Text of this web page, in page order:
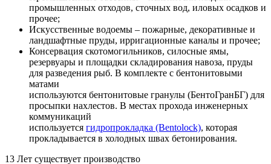
промышленных отходов, сточных вод, иловых осадков и
прочее;
Искусственные водоемы – пожарные, декоративные и
ландшафтные пруды, ирригационные каналы и прочее;
Консервация скотомогильников, силосные ямы,
резервуары и площадки складирования навоза, пруды
для разведения рыб. В комплекте с бентонитовыми
матами
используются бентонитовые гранулы (БентоГранБГ) для
просыпки нахлестов. В местах прохода инженерных
коммуникаций
используется гидропрокладка (Bentolock), которая
прокладывается в холодных швах бетонирования.
13 Лет существует производство